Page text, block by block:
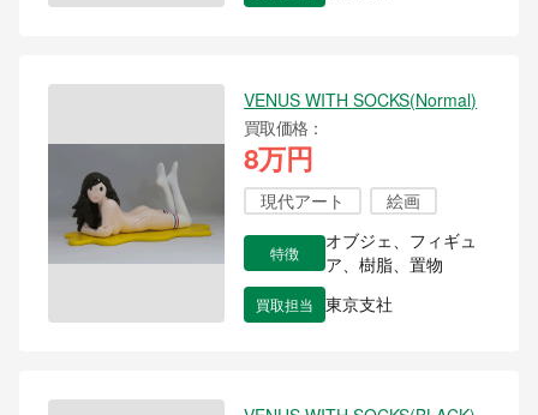
VENUS WITH SOCKS(Normal)
買取価格
8万円
現代アート 絵画
特徴
オブジェ、フィギュ
ア、樹脂、置物
買取担当 東京支社